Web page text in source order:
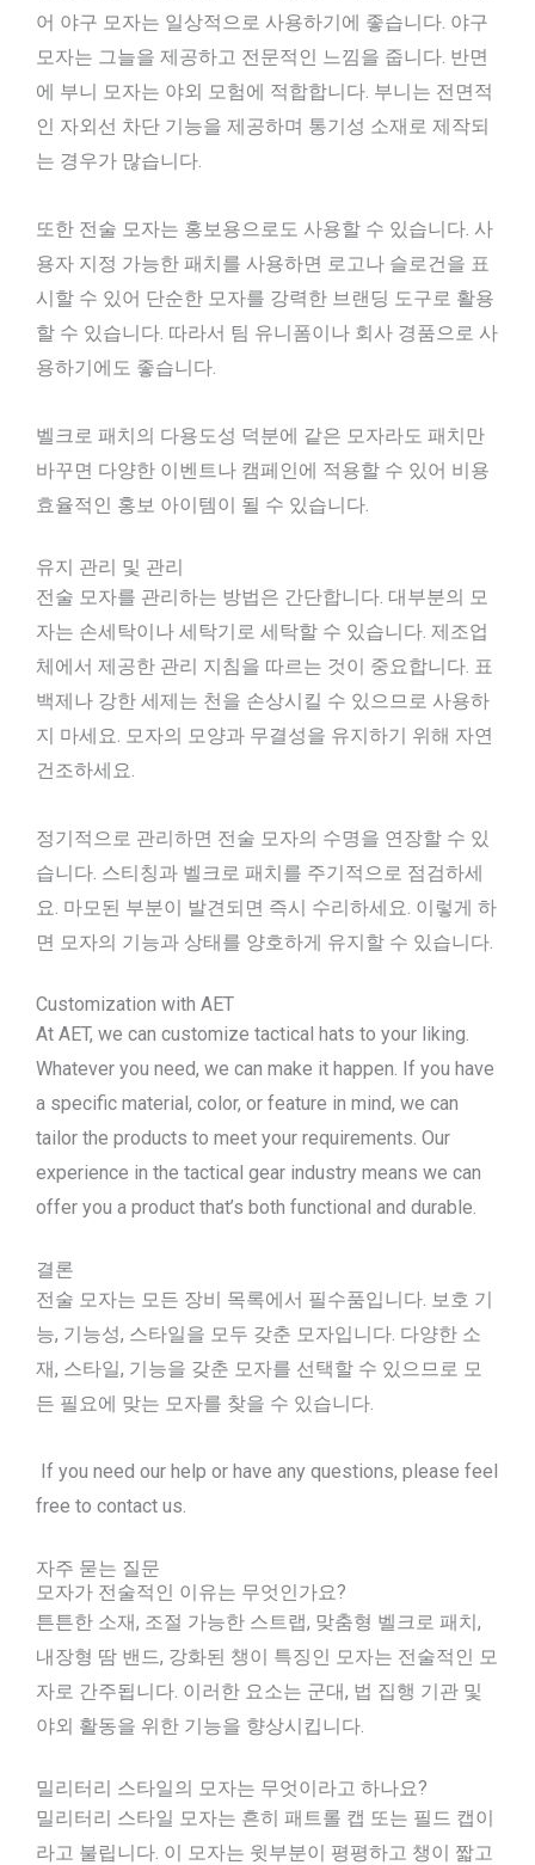
어 야구 모자는 일상적으로 사용하기에 좋습니다. 야구
모자는 그늘을 제공하고 전문적인 느낌을 줍니다. 반면
에 부니 모자는 야외 모험에 적합합니다. 부니는 전면적
인 자외선 차단 기능을 제공하며 통기성 소재로 제작되
는 경우가 많습니다.
또한 전술 모자는 홍보용으로도 사용할 수 있습니다. 사
용자 지정 가능한 패치를 사용하면 로고나 슬로건을 표
시할 수 있어 단순한 모자를 강력한 브랜딩 도구로 활용
할 수 있습니다. 따라서 팀 유니폼이나 회사 경품으로 사
용하기에도 좋습니다.
벨크로 패치의 다용도성 덕분에 같은 모자라도 패치만
바꾸면 다양한 이벤트나 캠페인에 적용할 수 있어 비용
효율적인 홍보 아이템이 될 수 있습니다.
유지 관리 및 관리
전술 모자를 관리하는 방법은 간단합니다. 대부분의 모
자는 손세탁이나 세탁기로 세탁할 수 있습니다. 제조업
체에서 제공한 관리 지침을 따르는 것이 중요합니다. 표
백제나 강한 세제는 천을 손상시킬 수 있으므로 사용하
지 마세요. 모자의 모양과 무결성을 유지하기 위해 자연
건조하세요.
정기적으로 관리하면 전술 모자의 수명을 연장할 수 있
습니다. 스티칭과 벨크로 패치를 주기적으로 점검하세
요. 마모된 부분이 발견되면 즉시 수리하세요. 이렇게 하
면 모자의 기능과 상태를 양호하게 유지할 수 있습니다.
Customization with AET
At AET, we can customize tactical hats to your liking.
Whatever you need, we can make it happen. If you have
a specific material, color, or feature in mind, we can
tailor the products to meet your requirements. Our
experience in the tactical gear industry means we can
offer you a product that’s both functional and durable.
결론
전술 모자는 모든 장비 목록에서 필수품입니다. 보호 기
능, 기능성, 스타일을 모두 갖춘 모자입니다. 다양한 소
재, 스타일, 기능을 갖춘 모자를 선택할 수 있으므로 모
든 필요에 맞는 모자를 찾을 수 있습니다.
If you need our help or have any questions, please feel
free to contact us.
자주 묻는 질문
모자가 전술적인 이유는 무엇인가요?
튼튼한 소재, 조절 가능한 스트랩, 맞춤형 벨크로 패치,
내장형 땀 밴드, 강화된 챙이 특징인 모자는 전술적인 모
자로 간주됩니다. 이러한 요소는 군대, 법 집행 기관 및
야외 활동을 위한 기능을 향상시킵니다.
밀리터리 스타일의 모자는 무엇이라고 하나요?
밀리터리 스타일 모자는 흔히 패트롤 캡 또는 필드 캡이
라고 불립니다. 이 모자는 윗부분이 평평하고 챙이 짧고